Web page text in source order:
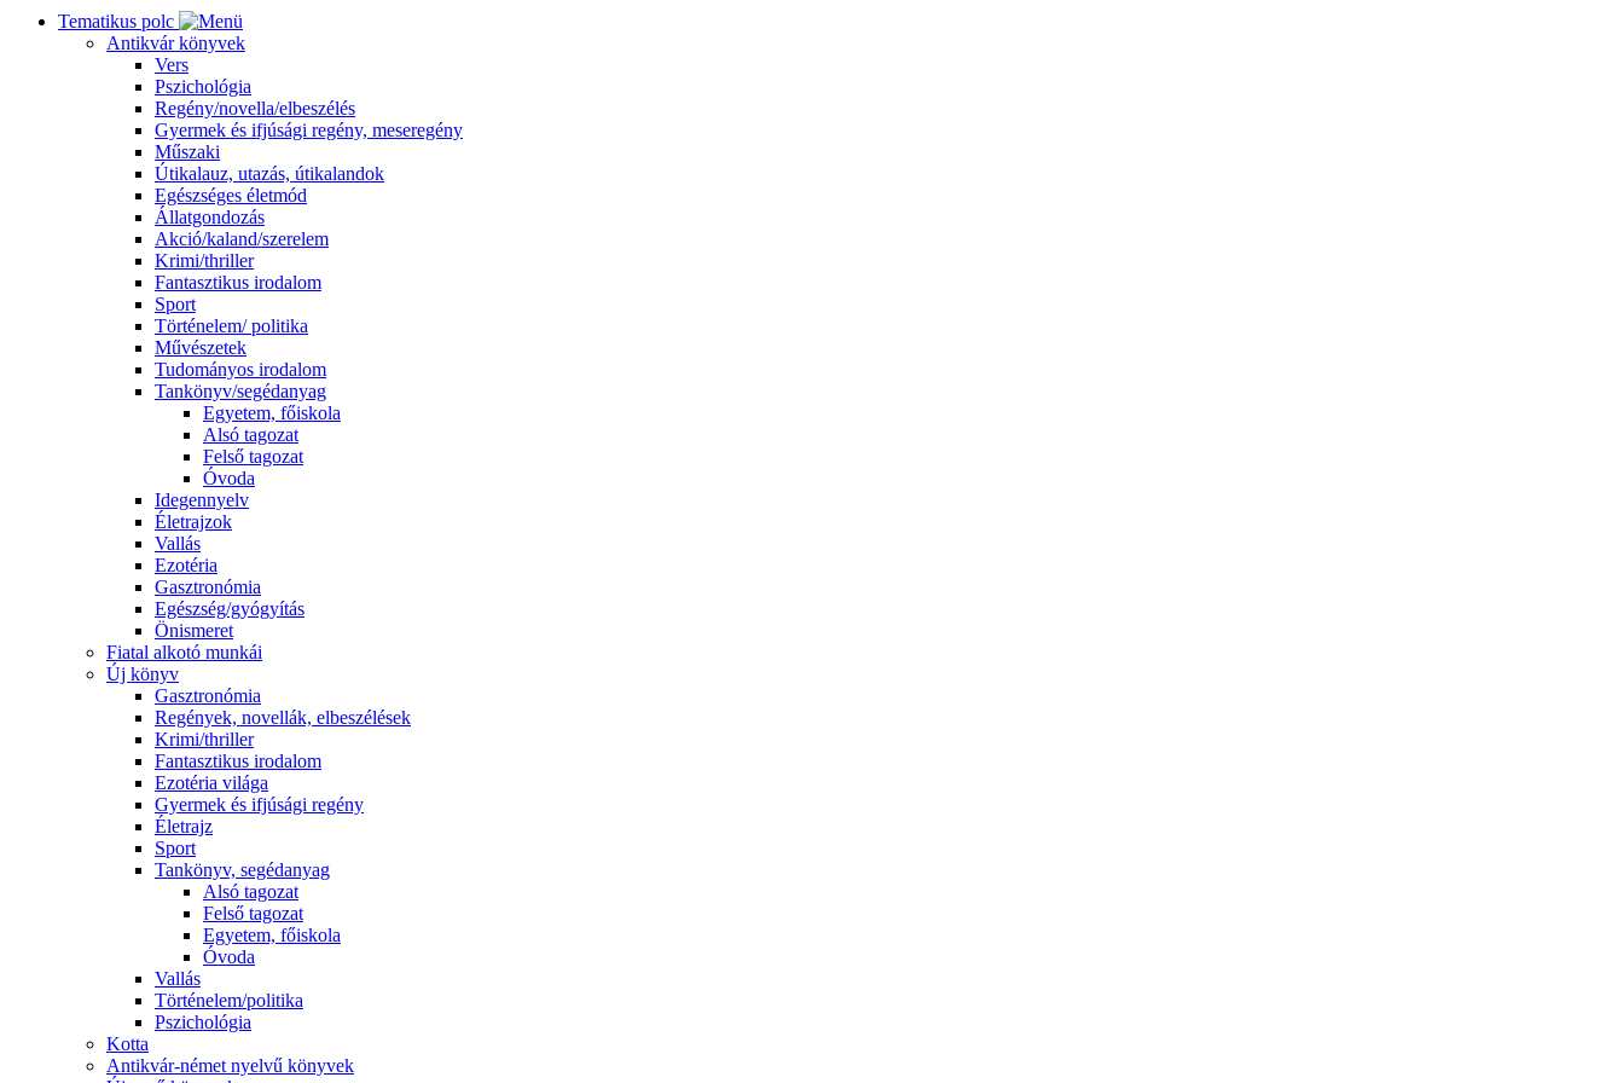
Tematikus polc
Antikvár könyvek
Vers
Pszichológia
Regény/novella/elbeszélés
Gyermek és ifjúsági regény, meseregény
Műszaki
Útikalauz, utazás, útikalandok
Egészséges életmód
Állatgondozás
Akció/kaland/szerelem
Krimi/thriller
Fantasztikus irodalom
Sport
Történelem/ politika
Művészetek
Tudományos irodalom
Tankönyv/segédanyag
Egyetem, főiskola
Alsó tagozat
Felső tagozat
Óvoda
Idegennyelv
Életrajzok
Vallás
Ezotéria
Gasztronómia
Egészség/gyógyítás
Önismeret
Fiatal alkotó munkái
Új könyv
Gasztronómia
Regények, novellák, elbeszélések
Krimi/thriller
Fantasztikus irodalom
Ezotéria világa
Gyermek és ifjúsági regény
Életrajz
Sport
Tankönyv, segédanyag
Alsó tagozat
Felső tagozat
Egyetem, főiskola
Óvoda
Vallás
Történelem/politika
Pszichológia
Kotta
Antikvár-német nyelvű könyvek